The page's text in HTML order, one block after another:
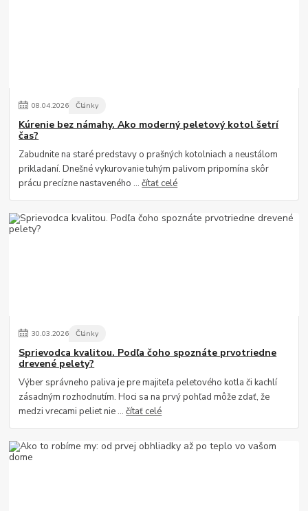
08.04.2026 Články
Kúrenie bez námahy. Ako moderný peletový kotol šetrí
čas?
Zabudnite na staré predstavy o prašných kotolniach a neustálom
prikladaní. Dnešné vykurovanie tuhým palivom pripomína skôr
prácu precízne nastaveného ...čítať celé
30.03.2026 Články
Sprievodca kvalitou. Podľa čoho spoznáte prvotriedne
drevené pelety?
Výber správneho paliva je pre majiteľa peletového kotla či kachlí
zásadným rozhodnutím. Hoci sa na prvý pohľad môže zdať, že
medzi vrecami peliet nie ...čítať celé